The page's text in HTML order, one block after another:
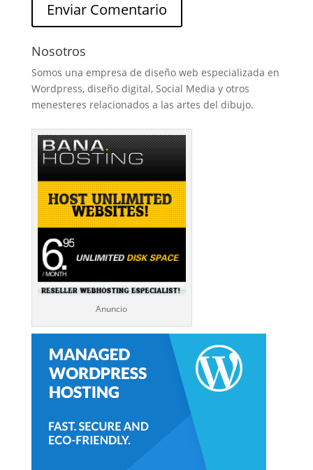
Nosotros
Somos una empresa de diseño web especializada en
Wordpress, diseño digital, Social Media y otros
menesteres relacionados a las artes del dibujo.
Anuncio